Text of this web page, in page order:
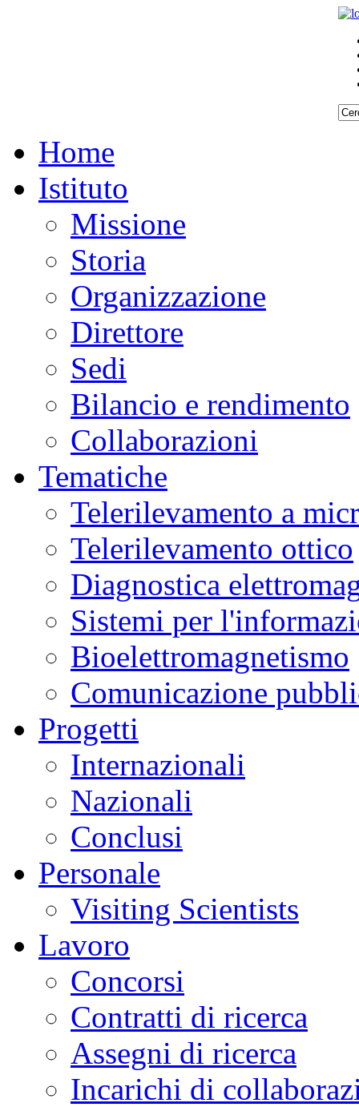
Home
Istituto
Missione
Storia
Organizzazione
Direttore
Sedi
Bilancio e rendimento
Collaborazioni
Tematiche
Telerilevamento a
Telerilevamento ottico
Diagnostica
Sistemi per
Bioelettromagnetismo
Comunicazione
Progetti
Internazionali
Nazionali
Conclusi
Personale
Visiting Scientists
Lavoro
Concorsi
Contratti di ricerca
Assegni di ricerca
Incarichi di